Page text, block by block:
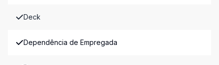
Deck
Dependência de Empregada